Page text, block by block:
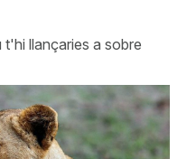
llançaries a sobre